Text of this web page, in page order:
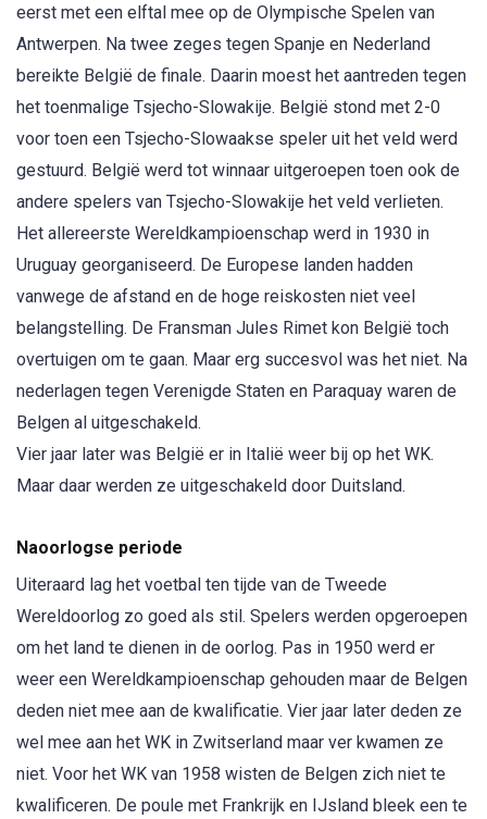
eerst met een elftal mee op de Olympische Spelen van
Antwerpen. Na twee zeges tegen Spanje en Nederland
bereikte België de finale. Daarin moest het aantreden tegen
het toenmalige Tsjecho-Slowakije. België stond met 2-0
voor toen een Tsjecho-Slowaakse speler uit het veld werd
gestuurd. België werd tot winnaar uitgeroepen toen ook de
andere spelers van Tsjecho-Slowakije het veld verlieten.
Het allereerste Wereldkampioenschap werd in 1930 in
Uruguay georganiseerd. De Europese landen hadden
vanwege de afstand en de hoge reiskosten niet veel
belangstelling. De Fransman Jules Rimet kon België toch
overtuigen om te gaan. Maar erg succesvol was het niet. Na
nederlagen tegen Verenigde Staten en Paraquay waren de
Belgen al uitgeschakeld.
Vier jaar later was België er in Italië weer bij op het WK.
Maar daar werden ze uitgeschakeld door Duitsland.
Naoorlogse periode
Uiteraard lag het voetbal ten tijde van de Tweede
Wereldoorlog zo goed als stil. Spelers werden opgeroepen
om het land te dienen in de oorlog. Pas in 1950 werd er
weer een Wereldkampioenschap gehouden maar de Belgen
deden niet mee aan de kwalificatie. Vier jaar later deden ze
wel mee aan het WK in Zwitserland maar ver kwamen ze
niet. Voor het WK van 1958 wisten de Belgen zich niet te
kwalificeren. De poule met Frankrijk en IJsland bleek een te